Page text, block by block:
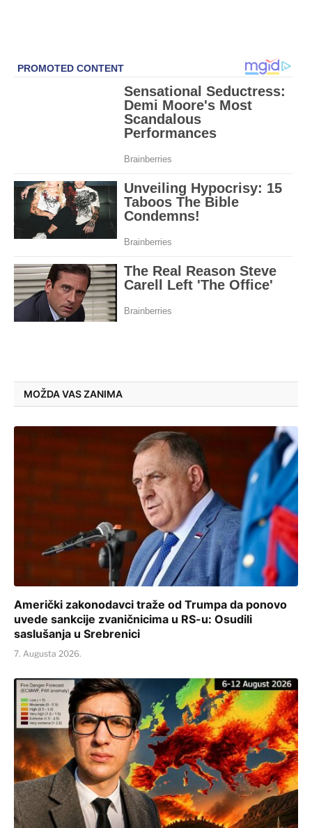
MOŽDA VAS ZANIMA
Američki zakonodavci traže od Trumpa da ponovo
uvede sankcije zvaničnicima u RS-u: Osudili
saslušanja u Srebrenici
7. Augusta 2026.